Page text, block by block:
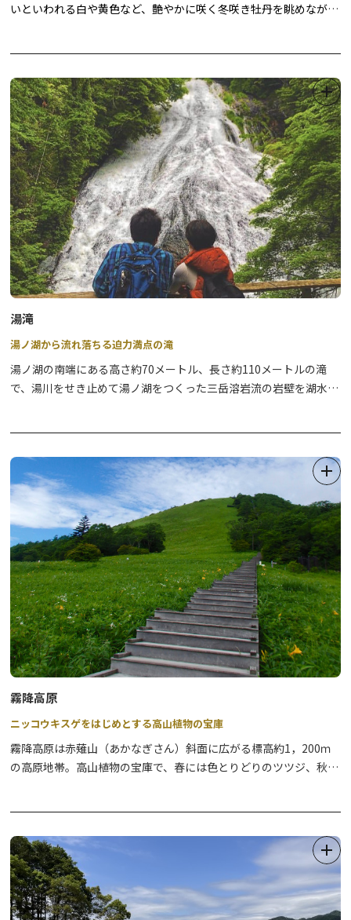
いといわれる白や黄色など、艶やかに咲く冬咲き牡丹を眺めなが
王」とも呼ばれ、日光東照宮や家光廟大猷院の彫刻などにも数多く
用いられています。
本来5月期に咲く牡丹を特殊栽培で咲かせ、冬季に鑑賞いただける
花の祭典を開催します。
大輪の牡丹の端正な佇まいと、日本庭園風に装飾を施した室内会場
で、趣ある和の雰囲気をゆっくりとご堪能ください。
湯滝
湯ノ湖から流れ落ちる迫力満点の滝
湯ノ湖の南端にある高さ約70メートル、長さ約110メートルの滝
で、湯川をせき止めて湯ノ湖をつくった三岳溶岩流の岩壁を湖水が
たいスポットです。迫力の光景を間近で体感してみてはいかがです
か。
霧降高原
ニッコウキスゲをはじめとする高山植物の宝庫
霧降高原は赤薙山（あかなぎさん）斜面に広がる標高約1，200ｍ
の高原地帯。高山植物の宝庫で、春には色とりどりのツツジ、秋は
ーで楽しめるのも魅力です。
霧降高原にある代表的な名所のひとつである日光市霧降高原キスゲ
平園地は、ニッコウキスゲの群生地として知られており、6月下旬